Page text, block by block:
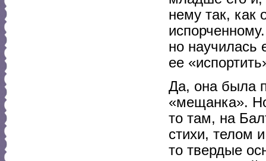
нему так, как
но научилась
ее
Да, она была
«мещанка».
то там, на
стихи, телом
то твердые